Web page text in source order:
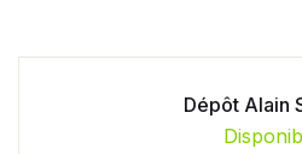
Dépôt Alain